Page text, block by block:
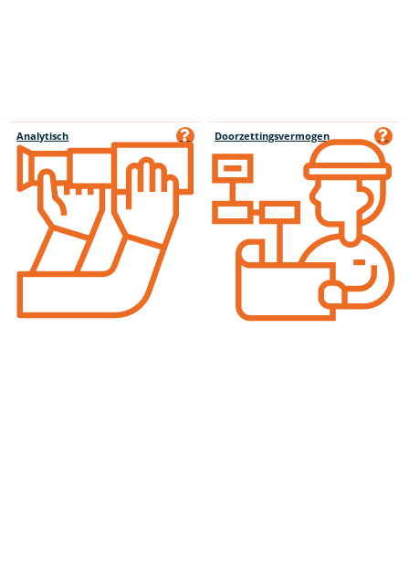
Analytisch Doorzettingsvermogen